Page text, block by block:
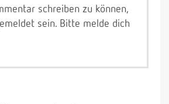
schreiben zu können,
sein. Bitte melde dich